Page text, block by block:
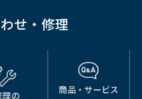
せ・修理
理の
（別
商品・サービス
（別